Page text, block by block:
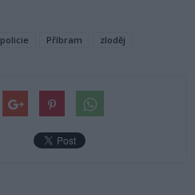
policie Příbram zloděj